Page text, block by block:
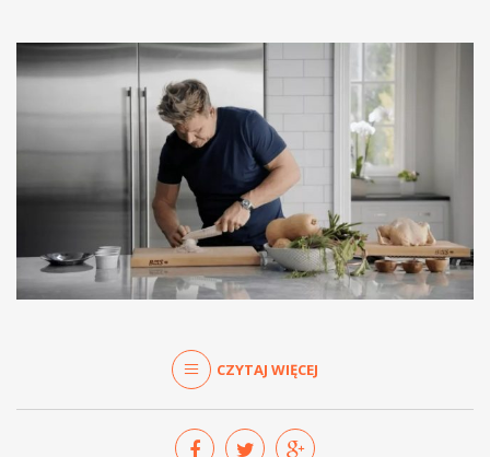
CZYTAJ WIĘCEJ